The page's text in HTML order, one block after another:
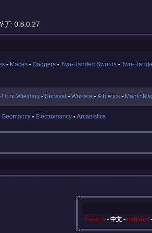
丁: 0.8.0.27
Maces Daggers Two-Handed Swords Two-
Dual Wielding Survival Warfare Athletics Magic
Geomancy Electromancy Arcanistics
Čeština 中文 Español